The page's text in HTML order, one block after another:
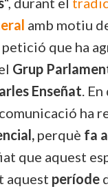
amb motiu
petició que ha
Grup
Enseñat.
ha
perquè fa
que aquest
aquest període